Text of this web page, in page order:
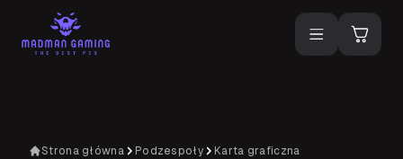
Strona główna Podzespoły
Karta graficzna